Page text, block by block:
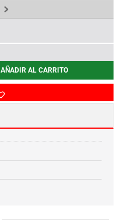
AÑADIR AL CARRITO